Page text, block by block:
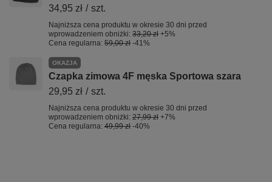
34,95 zł / szt.
Najniższa cena produktu w okresie 30 dni przed
wprowadzeniem obniżki: 33,20 zł +5%
Cena regularna: 59,00 zł -41%
OKAZJA
Czapka zimowa 4F męska Sportowa szara
29,95 zł / szt.
Najniższa cena produktu w okresie 30 dni przed
wprowadzeniem obniżki: 27,99 zł +7%
Cena regularna: 49,99 zł -40%